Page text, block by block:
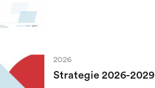
2026
Strategie 2026-2029